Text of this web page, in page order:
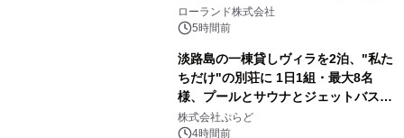
を展示しての 記念キャンペーンを開
催 英国ラジオ「NTS」の 特別プログ
ラムや、「TR-808」を愛する伝説的
アーティストを フィーチャーしたアニ
メーションを公開～
ローランド株式会社
5時間前
淡路島の一棟貸しヴィラを2泊、"私た
ちだけ"の別荘に 1日1組・最大8名
様、プールとサウナとジェットバス付
きで Villa Mon Temps AWAJIの連泊
素泊りプラン
株式会社ぷらど
4時間前